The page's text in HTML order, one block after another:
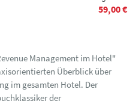
59,00 €
Management im Hotel"
Überblick über
im gesamten Hotel. Der
der